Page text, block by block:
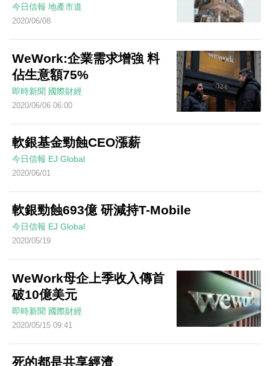
今日信報 地產市道
2020/06/08
WeWork:企業需求增強 料
佔生意額75%
即時新聞 國際財經
2020/06/06 06:00
軟銀基金勁蝕CEO漲薪
今日信報 EJ Global
2020/06/01
軟銀勁蝕693億 研減持T-Mobile
今日信報 EJ Global
2020/05/19
WeWork母企上季收入傳首
破10億美元
即時新聞 國際財經
2020/05/15 09:41
死的都是共享經濟